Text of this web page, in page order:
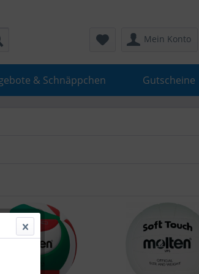
Mein Konto
& Schnäppchen Gutscheine